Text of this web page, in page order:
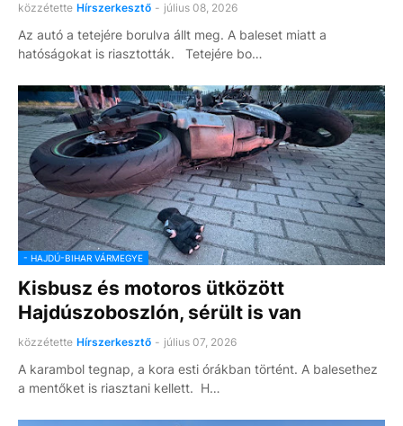
közzétette Hírszerkesztő - július 08, 2026
Az autó a tetejére borulva állt meg. A baleset miatt a
hatóságokat is riasztották. Tetejére bo…
- HAJDÚ-BIHAR VÁRMEGYE
Kisbusz és motoros ütközött
Hajdúszoboszlón, sérült is van
közzétette Hírszerkesztő - július 07, 2026
A karambol tegnap, a kora esti órákban történt. A balesethez
a mentőket is riasztani kellett. H…